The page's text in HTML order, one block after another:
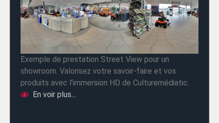
Exemple de prestation Street View pour un
showroom. Valorisez votre savoir-faire et vos
produits avec l’immersion HD de Culturemédiatic.
En voir plus...